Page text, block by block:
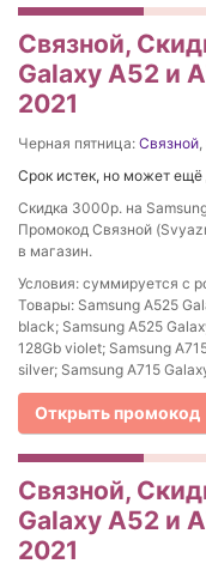
Связной,
Galaxy A52 и
2021
Черная пятница: Связной,
Срок истек, но может ещё
Скидка 3000р. на
Промокод Связной
в магазин.
Условия: суммируется с
Товары: Samsung A525
black; Samsung A525
128Gb violet; Samsung
silver; Samsung A715
Открыть промокод
Связной,
Galaxy A52 и
2021